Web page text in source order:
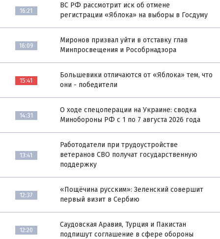
16:21
ВС РФ рассмотрит иск об отмене
регистрации «Яблока» на выборы в Госдуму
16:09
Миронов призвал уйти в отставку глав
Минпросвещения и Рособрнадзора
15:41
Большевики отличаются от «Яблока» тем, что
они - победители
14:31
О ходе спецоперации на Украине: сводка
Минобороны РФ с 1 по 7 августа 2026 года
13:41
Работодатели при трудоустройстве
ветеранов СВО получат государственную
поддержку
12:37
«Пощёчина русским»: Зеленский совершит
первый визит в Сербию
12:20
Саудовская Аравия, Турция и Пакистан
подпишут соглашение в сфере обороны